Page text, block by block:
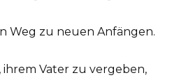
Weg zu neuen Anfängen.
ihrem Vater zu vergeben,